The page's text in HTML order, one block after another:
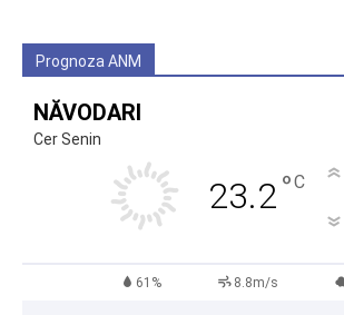
Prognoza ANM
NĂVODARI
Cer Senin
23.2°C
61% 8.8m/s